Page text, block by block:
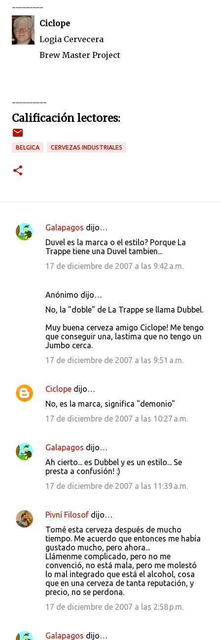
---------
Ciclope
Logia Cervecera
Brew Master Project
----------
Calificación lectores:
BELGICA CERVEZAS INDUSTRIALES
C
Galapagos dijo…
Duvel es la marca o el estilo? Porque La
Trappe tiene una Duvel tambien...
17 de diciembre de 2007 a las 9:42 a.m.
Anónimo dijo…
No, la "doble" de La Trappe se llama Dubbel.
Muy buena cerveza amigo Ciclope! Me tengo
que conseguir una, lastima que no tengo un
Jumbo cerca.
17 de diciembre de 2007 a las 9:51 a.m.
Ciclope dijo…
No, es la marca, significa "demonio"
17 de diciembre de 2007 a las 10:27 a.m.
Galapagos dijo…
Ah cierto... es Dubbel y es un estilo... Se
presta a confusión! :)
17 de diciembre de 2007 a las 11:39 a.m.
Pivní Filosof dijo…
Tomé esta cerveza después de mucho
tiempo. Me acuerdo que entonces me había
gustado mucho, pero ahora...
Llámenme complicado, pero no me
convenció, no está mala, pero me molestó
lo mal integrado que está el alcohol, cosa
que en una cerveza de tanta reputación, y
precio, no se perdona.
17 de diciembre de 2007 a las 2:58 p.m.
Galapagos dijo…